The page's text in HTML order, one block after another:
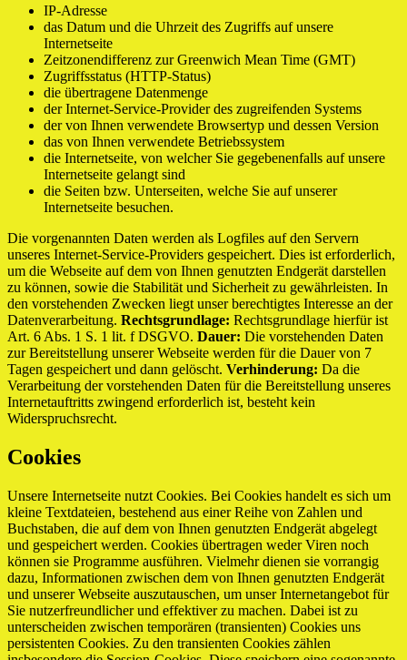
IP-Adresse
das Datum und die Uhrzeit des Zugriffs auf unsere
Internetseite
Zeitzonendifferenz zur Greenwich Mean Time (GMT)
Zugriffsstatus (HTTP-Status)
die übertragene Datenmenge
der Internet-Service-Provider des zugreifenden Systems
der von Ihnen verwendete Browsertyp und dessen Version
das von Ihnen verwendete Betriebssystem
die Internetseite, von welcher Sie gegebenenfalls auf unsere
Internetseite gelangt sind
die Seiten bzw. Unterseiten, welche Sie auf unserer
Internetseite besuchen.
Die vorgenannten Daten werden als Logfiles auf den Servern
unseres Internet-Service-Providers gespeichert. Dies ist erforderlich,
um die Webseite auf dem von Ihnen genutzten Endgerät darstellen
zu können, sowie die Stabilität und Sicherheit zu gewährleisten. In
den vorstehenden Zwecken liegt unser berechtigtes Interesse an der
Datenverarbeitung. Rechtsgrundlage: Rechtsgrundlage hierfür ist
Art. 6 Abs. 1 S. 1 lit. f DSGVO. Dauer: Die vorstehenden Daten
zur Bereitstellung unserer Webseite werden für die Dauer von 7
Tagen gespeichert und dann gelöscht. Verhinderung: Da die
Verarbeitung der vorstehenden Daten für die Bereitstellung unseres
Internetauftritts zwingend erforderlich ist, besteht kein
Widerspruchsrecht.
Cookies
Unsere Internetseite nutzt Cookies. Bei Cookies handelt es sich um
kleine Textdateien, bestehend aus einer Reihe von Zahlen und
Buchstaben, die auf dem von Ihnen genutzten Endgerät abgelegt
und gespeichert werden. Cookies übertragen weder Viren noch
können sie Programme ausführen. Vielmehr dienen sie vorrangig
dazu, Informationen zwischen dem von Ihnen genutzten Endgerät
und unserer Webseite auszutauschen, um unser Internetangebot für
Sie nutzerfreundlicher und effektiver zu machen. Dabei ist zu
unterscheiden zwischen temporären (transienten) Cookies uns
persistenten Cookies. Zu den transienten Cookies zählen